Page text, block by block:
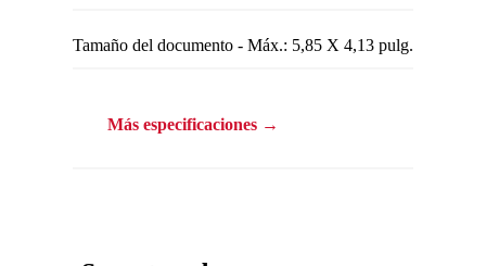
Tamaño del documento - Máx.: 5,85 X 4,13 pulg.
Más especificaciones →